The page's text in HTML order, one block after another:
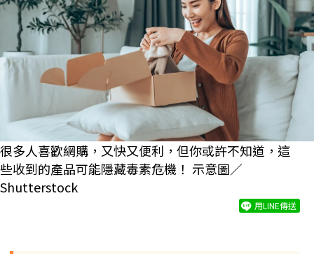
很多人喜歡網購，又快又便利，但你或許不知道，這
些收到的產品可能隱藏毒素危機！ 示意圖／
Shutterstock
用LINE傳送